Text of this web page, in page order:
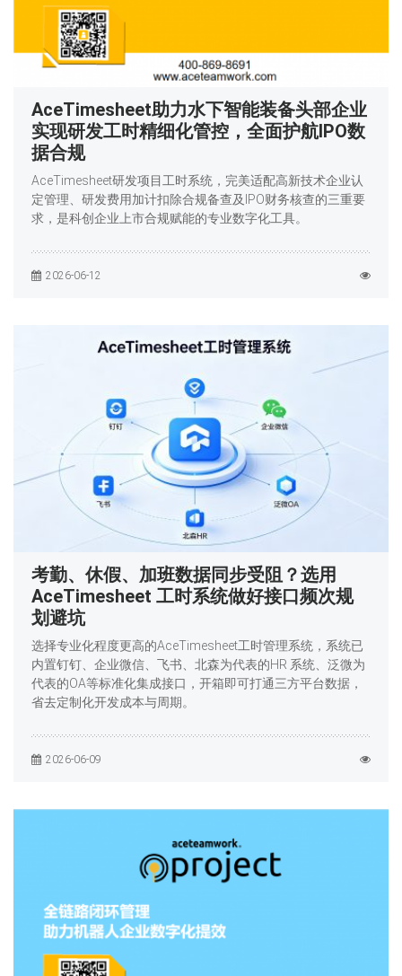
AceTimesheet助力水下智能装备头部企业
实现研发工时精细化管控，全面护航IPO数
据合规
AceTimesheet研发项目工时系统，完美适配高新技术企业认
定管理、研发费用加计扣除合规备查及IPO财务核查的三重要
求，是科创企业上市合规赋能的专业数字化工具。
2026-06-12
考勤、休假、加班数据同步受阻？选用
AceTimesheet 工时系统做好接口频次规
划避坑
选择专业化程度更高的AceTimesheet工时管理系统，系统已
内置钉钉、企业微信、飞书、北森为代表的HR 系统、泛微为
代表的OA等标准化集成接口，开箱即可打通三方平台数据，
省去定制化开发成本与周期。
2026-06-09